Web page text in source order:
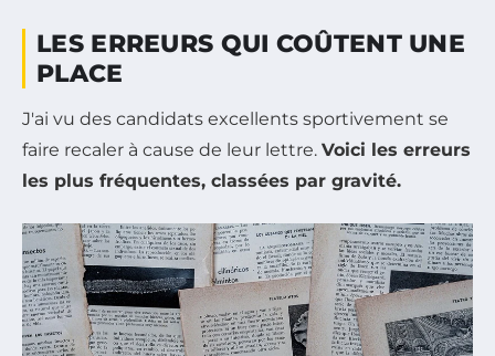
LES ERREURS QUI COÛTENT UNE
PLACE
J'ai vu des candidats excellents sportivement se
faire recaler à cause de leur lettre. Voici les erreurs
les plus fréquentes, classées par gravité.